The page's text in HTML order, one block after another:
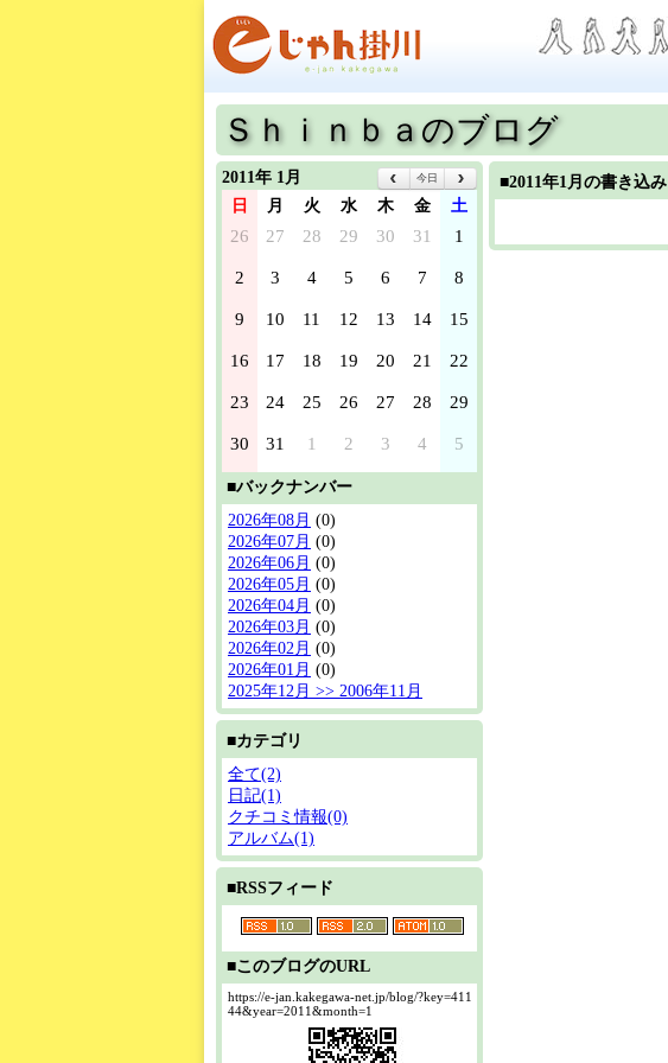
Ｓｈｉｎｂａのブログ
2011年 1月 今日
日 月 火 水 木 金 土
26 27 28 29 30 31 1
2 3 4 5 6 7 8
9 10 11 12 13 14 15
16 17 18 19 20 21 22
23 24 25 26 27 28 29
30 31 1 2 3 4 5
■バックナンバー
2026年08月 (0)
2026年07月 (0)
2026年06月 (0)
2026年05月 (0)
2026年04月 (0)
2026年03月 (0)
2026年02月 (0)
2026年01月 (0)
2025年12月 >> 2006年11月
■カテゴリ
全て(2)
日記(1)
クチコミ情報(0)
アルバム(1)
■RSSフィード
■このブログのURL
https://e-jan.kakegawa-net.jp/blog/?key=411
44&year=2011&month=1
■2011年1月の書き込み